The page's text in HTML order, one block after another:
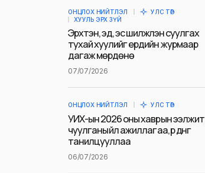
ОНЦЛОХ НИЙТЛЭЛ
УЛС ТӨР
ХУУЛЬ ЭРХ ЗҮЙ
Эрхтэн, эд, эс шилжүүлэн суулгах
тухай хуулийг ердийн журмаар
дагаж мөрдөнө
07/07/2026
ОНЦЛОХ НИЙТЛЭЛ УЛС ТӨР
УИХ-ын 2026 оны хаврын ээлжит
чуулганы үйл ажиллагаа, үр дүнг
танилцууллаа
06/07/2026